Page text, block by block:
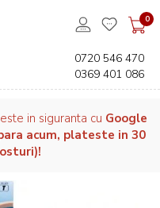
0
0720 546 470
0369 401 086
in siguranta cu Google
acum, plateste in 30